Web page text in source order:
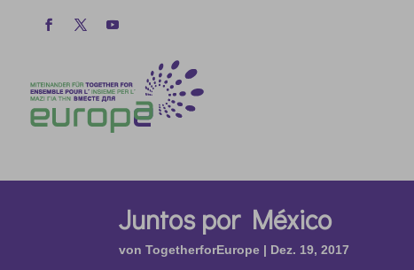
Juntos por México
vonTogetherforEurope | Dez. 19, 2017